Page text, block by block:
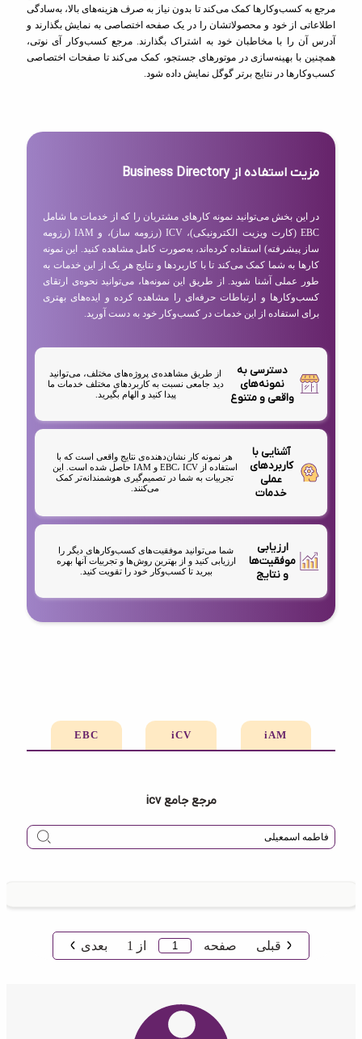
مرجع به کسب‌وکارها کمک می‌کند تا بدون نیاز به صرف هزینه‌های بالا، به‌سادگی
اطلاعاتی از خود و محصولاتشان را در یک صفحه اختصاصی به نمایش بگذارند و
آدرس آن را با مخاطبان خود به اشتراک بگذارند. مرجع کسب‌وکار آی نوتی،
همچنین با بهینه‌سازی در موتورهای جستجو، کمک می‌کند تا صفحات اختصاصی
کسب‌وکارها در نتایج برتر گوگل نمایش داده شود.
مزیت استفاده از Business Directory
در این بخش می‌توانید نمونه کارهای مشتریان را که از خدمات ما شامل
EBC (کارت ویزیت الکترونیکی)، ICV (رزومه ساز)، و IAM (رزومه
ساز پیشرفته) استفاده کرده‌اند، به‌صورت کامل مشاهده کنید. این نمونه
کارها به شما کمک می‌کند تا با کاربردها و نتایج هر یک از این خدمات به
طور عملی آشنا شوید. از طریق این نمونه‌ها، می‌توانید نحوه‌ی ارتقای
کسب‌وکارها و ارتباطات حرفه‌ای را مشاهده کرده و ایده‌های بهتری
برای استفاده از این خدمات در کسب‌وکار خود به دست آورید.
دسترسی به
نمونه‌های
واقعی و متنوع
از طریق مشاهده‌ی پروژه‌های مختلف، می‌توانید
دید جامعی نسبت به کاربردهای مختلف خدمات ما
پیدا کنید و الهام بگیرید.
آشنایی با
کاربردهای
عملی
خدمات
هر نمونه کار نشان‌دهنده‌ی نتایج واقعی است که با
استفاده از EBC، ICV و IAM حاصل شده است. این
تجربیات به شما در تصمیم‌گیری هوشمندانه‌تر کمک
می‌کنند.
ارزیابی
موفقیت‌ها
و نتایج
شما می‌توانید موفقیت‌های کسب‌وکارهای دیگر را
ارزیابی کنید و از بهترین روش‌ها و تجربیات آنها بهره
ببرید تا کسب‌وکار خود را تقویت کنید.
iAM
iCV
EBC
مرجع جامع icv
قبلی صفحه از 1 بعدی